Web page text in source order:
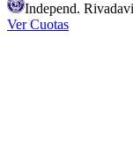
Independ.
Ver Cuotas